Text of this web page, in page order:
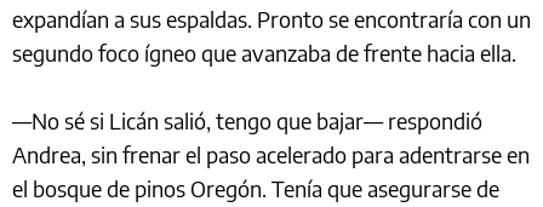
expandían a sus espaldas. Pronto se encontraría con un
segundo foco ígneo que avanzaba de frente hacia ella.
—No sé si Licán salió, tengo que bajar— respondió
Andrea, sin frenar el paso acelerado para adentrarse en
el bosque de pinos Oregón. Tenía que asegurarse de